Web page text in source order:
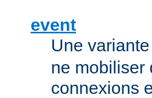
event
Une
ne mobiliser
connexions